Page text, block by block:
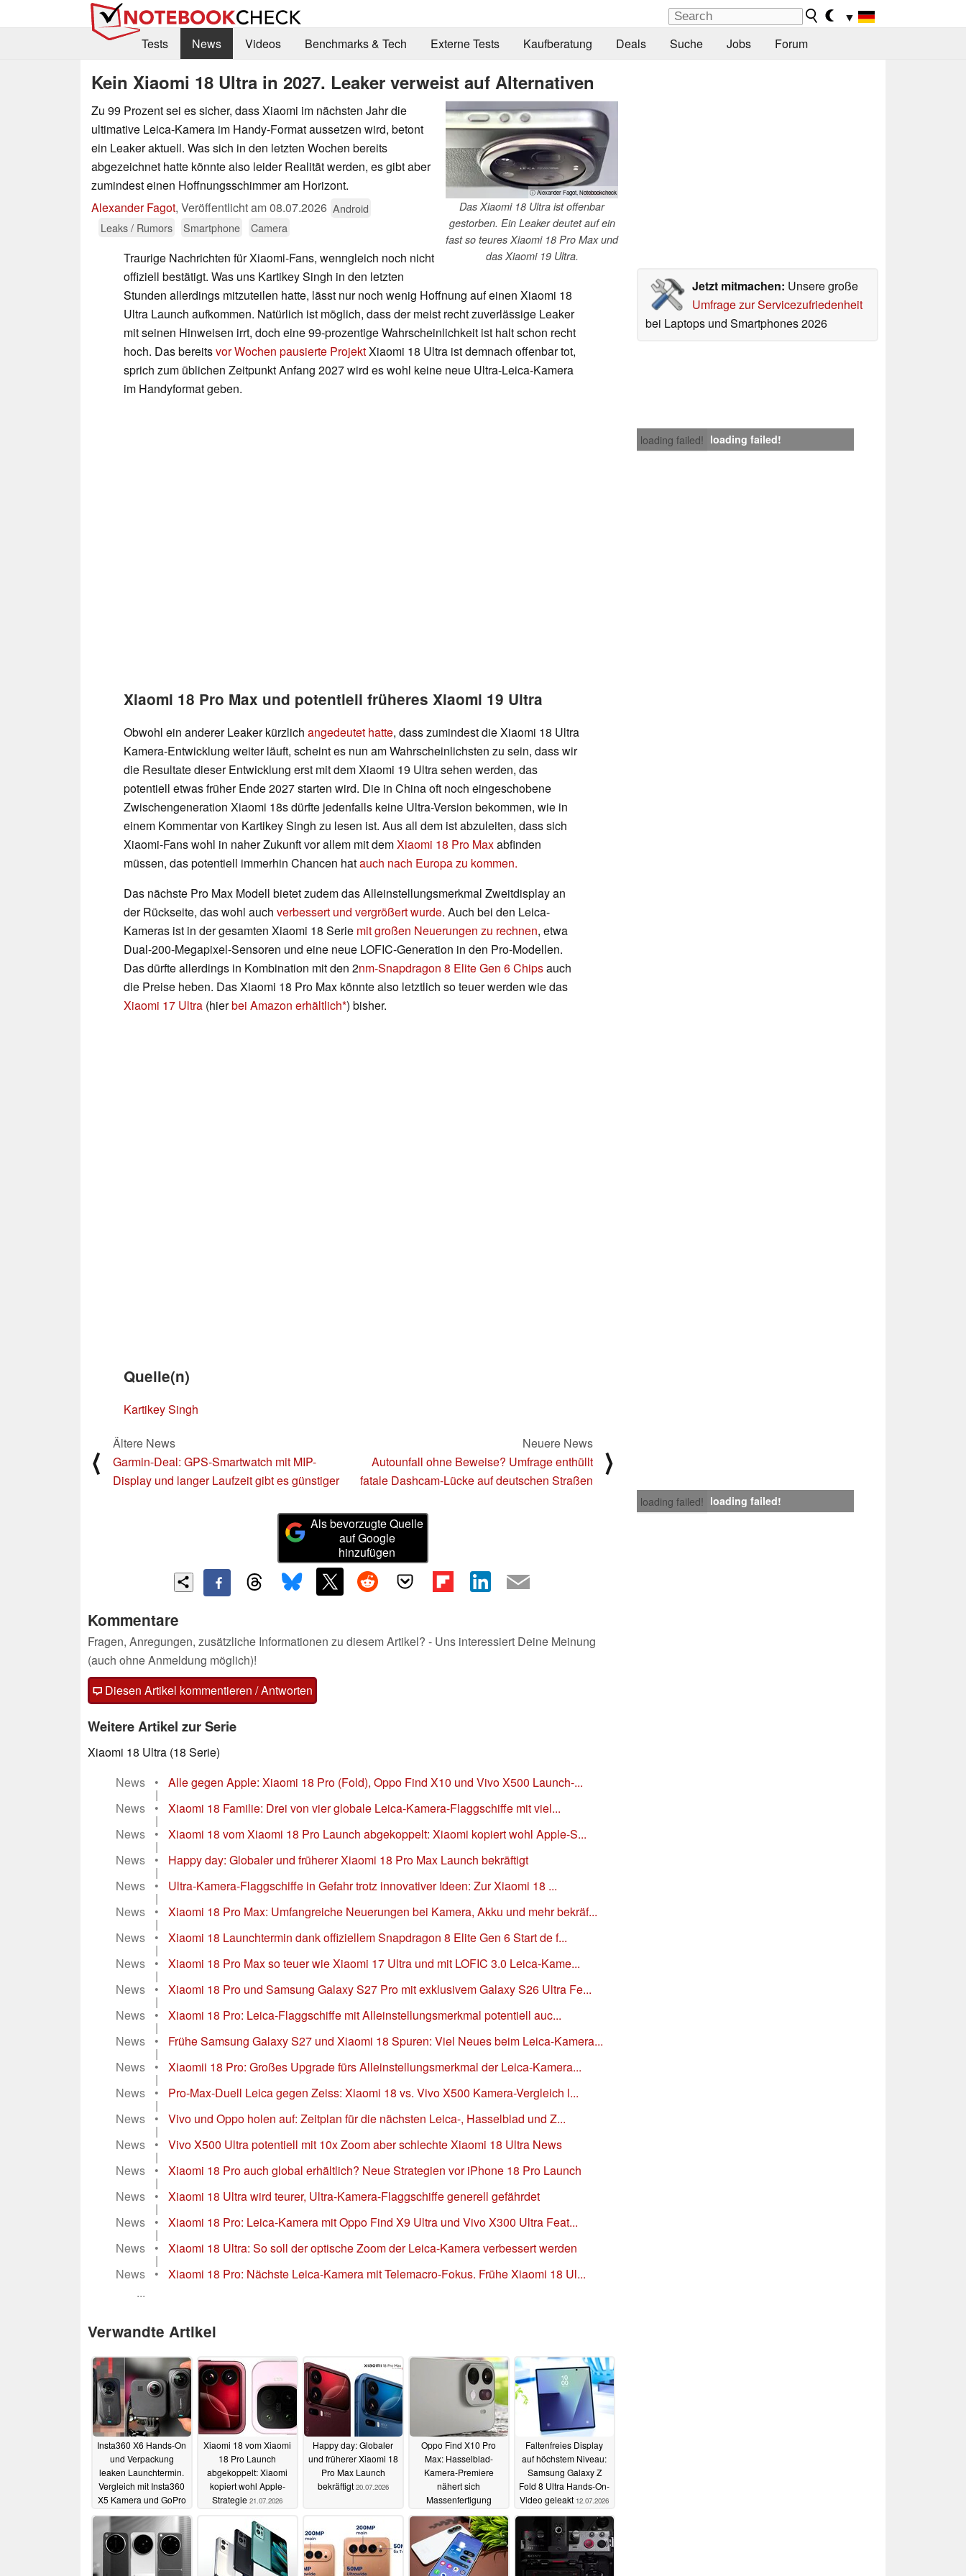
▼
Tests
News Videos Benchmarks & Tech Externe Tests Kaufberatung Deals Suche Jobs Forum
Kein Xiaomi 18 Ultra in 2027. Leaker verweist auf Alternativen
ⓘ Alexander Fagot, Notebookcheck
Das Xiaomi 18 Ultra ist offenbar
gestorben. Ein Leaker deutet auf ein
fast so teures Xiaomi 18 Pro Max und
das Xiaomi 19 Ultra.
Zu 99 Prozent sei es sicher, dass Xiaomi im nächsten Jahr die
ultimative Leica-Kamera im Handy-Format aussetzen wird, betont
ein Leaker aktuell. Was sich in den letzten Wochen bereits
abgezeichnet hatte könnte also leider Realität werden, es gibt aber
zumindest einen Hoffnungsschimmer am Horizont.
Alexander Fagot, Veröffentlicht am08.07.2026 Android
Leaks / Rumors
Smartphone Camera
Jetzt mitmachen: Unsere große
Umfrage zur Servicezufriedenheit
bei Laptops und Smartphones 2026
Traurige Nachrichten für Xiaomi-Fans, wenngleich noch nicht
offiziell bestätigt. Was uns Kartikey Singh in den letzten
Stunden allerdings mitzuteilen hatte, lässt nur noch wenig Hoffnung auf einen Xiaomi 18
Ultra Launch aufkommen. Natürlich ist möglich, dass der meist recht zuverlässige Leaker
mit seinen Hinweisen irrt, doch eine 99-prozentige Wahrscheinlichkeit ist halt schon recht
hoch. Das bereitsvor Wochen pausierte ProjektXiaomi 18 Ultra ist demnach offenbar tot,
sprich zum üblichen Zeitpunkt Anfang 2027 wird es wohl keine neue Ultra-Leica-Kamera
im Handyformat geben.
loading failed! loading failed!
Xiaomi 18 Pro Max und potentiell früheres Xiaomi 19 Ultra
Obwohl ein anderer Leaker kürzlich angedeutet hatte, dass zumindest die Xiaomi 18 Ultra
Kamera-Entwicklung weiter läuft, scheint es nun am Wahrscheinlichsten zu sein, dass wir
die Resultate dieser Entwicklung erst mit dem Xiaomi 19 Ultra sehen werden, das
potentiell etwas früher Ende 2027 starten wird. Die in China oft noch eingeschobene
Zwischengeneration Xiaomi 18s dürfte jedenfalls keine Ultra-Version bekommen, wie in
einem Kommentar von Kartikey Singh zu lesen ist. Aus all dem ist abzuleiten, dass sich
Xiaomi-Fans wohl in naher Zukunft vor allem mit demXiaomi 18 Pro Maxabfinden
müssen, das potentiell immerhin Chancen hatauch nach Europa zu kommen.
Das nächste Pro Max Modell bietet zudem das Alleinstellungsmerkmal Zweitdisplay an
der Rückseite, das wohl auch verbessert und vergrößert wurde. Auch bei den Leica-
Kameras ist in der gesamten Xiaomi 18 Serie mit großen Neuerungen zu rechnen, etwa
Dual-200-Megapixel-Sensoren und eine neue LOFIC-Generation in den Pro-Modellen.
Das dürfte allerdings in Kombination mit den 2nm-Snapdragon 8 Elite Gen 6 Chipsauch
die Preise heben. Das Xiaomi 18 Pro Max könnte also letztlich so teuer werden wie das
Xiaomi 17 Ultra (hierbei Amazon erhältlich ) bisher.
Quelle(n)
Kartikey Singh
⟨
Ältere News
Garmin-Deal: GPS-Smartwatch mit MIP-
Display und langer Laufzeit gibt es günstiger
Neuere News
Autounfall ohne Beweise? Umfrage enthüllt
fatale Dashcam-Lücke auf deutschen Straßen
⟩
loading failed! loading failed!
Als bevorzugte Quelle
auf Google
hinzufügen
Kommentare
Fragen, Anregungen, zusätzliche Informationen zu diesem Artikel? - Uns interessiert Deine Meinung
(auch ohne Anmeldung möglich)!
Diesen Artikel kommentieren / Antworten
Weitere Artikel zur Serie
Xiaomi 18 Ultra (18 Serie)
News
• Alle gegen Apple: Xiaomi 18 Pro (Fold), Oppo Find X10 und Vivo X500 Launch-...
|
News
• Xiaomi 18 Familie: Drei von vier globale Leica-Kamera-Flaggschiffe mit viel...
|
News
• Xiaomi 18 vom Xiaomi 18 Pro Launch abgekoppelt: Xiaomi kopiert wohl Apple-S...
|
News
• Happy day: Globaler und früherer Xiaomi 18 Pro Max Launch bekräftigt
|
News
• Ultra-Kamera-Flaggschiffe in Gefahr trotz innovativer Ideen: Zur Xiaomi 18 ...
|
News
• Xiaomi 18 Pro Max: Umfangreiche Neuerungen bei Kamera, Akku und mehr bekräf...
|
News
• Xiaomi 18 Launchtermin dank offiziellem Snapdragon 8 Elite Gen 6 Start de f...
|
News
• Xiaomi 18 Pro Max so teuer wie Xiaomi 17 Ultra und mit LOFIC 3.0 Leica-Kame...
|
News
• Xiaomi 18 Pro und Samsung Galaxy S27 Pro mit exklusivem Galaxy S26 Ultra Fe...
|
News
• Xiaomi 18 Pro: Leica-Flaggschiffe mit Alleinstellungsmerkmal potentiell auc...
|
News
• Frühe Samsung Galaxy S27 und Xiaomi 18 Spuren: Viel Neues beim Leica-Kamera...
|
News
• Xiaomii 18 Pro: Großes Upgrade fürs Alleinstellungsmerkmal der Leica-Kamera...
|
News
• Pro-Max-Duell Leica gegen Zeiss: Xiaomi 18 vs. Vivo X500 Kamera-Vergleich l...
|
News
• Vivo und Oppo holen auf: Zeitplan für die nächsten Leica-, Hasselblad und Z...
|
News
• Vivo X500 Ultra potentiell mit 10x Zoom aber schlechte Xiaomi 18 Ultra News
|
News
• Xiaomi 18 Pro auch global erhältlich? Neue Strategien vor iPhone 18 Pro Launch
|
News
• Xiaomi 18 Ultra wird teurer, Ultra-Kamera-Flaggschiffe generell gefährdet
|
News
• Xiaomi 18 Pro: Leica-Kamera mit Oppo Find X9 Ultra und Vivo X300 Ultra Feat...
|
News
• Xiaomi 18 Ultra: So soll der optische Zoom der Leica-Kamera verbessert werden
|
News
•
Xiaomi 18 Pro: Nächste Leica-Kamera mit Telemacro-Fokus. Frühe Xiaomi 18 Ul...
...
Verwandte Artikel
Insta360 X6 Hands-On
und Verpackung
leaken Launchtermin.
Vergleich mit Insta360
X5 Kamera und GoPro
Max26.07.2026
Xiaomi 18 vom Xiaomi
18 Pro Launch
abgekoppelt: Xiaomi
kopiert wohl Apple-
Strategie 21.07.2026
Happy day: Globaler
und früherer Xiaomi 18
Pro Max Launch
bekräftigt 20.07.2026
Oppo Find X10 Pro
Max: Hasselblad-
Kamera-Premiere
nähert sich
Massenfertigung
13.07.2026
Faltenfreies Display
auf höchstem Niveau:
Samsung Galaxy Z
Fold 8 Ultra Hands-On-
Video geleakt 12.07.2026